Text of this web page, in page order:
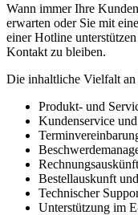
Wann immer Ihre
erwarten oder Sie mit
einer Hotline
Kontakt zu bleiben.
Die inhaltliche Vielfalt
Produkt- und
Kundenservice
Bestellauskunft
Technischer
Unterstützung im